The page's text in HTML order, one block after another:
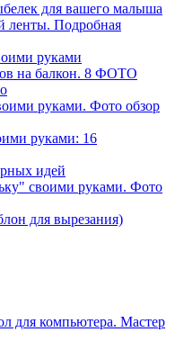
для вашего малыша
ленты. Подробная
руками
на балкон. 8 ФОТО
руками. Фото обзор
руками: 16
идей
своими руками. Фото
для вырезания)
для компьютера. Мастер